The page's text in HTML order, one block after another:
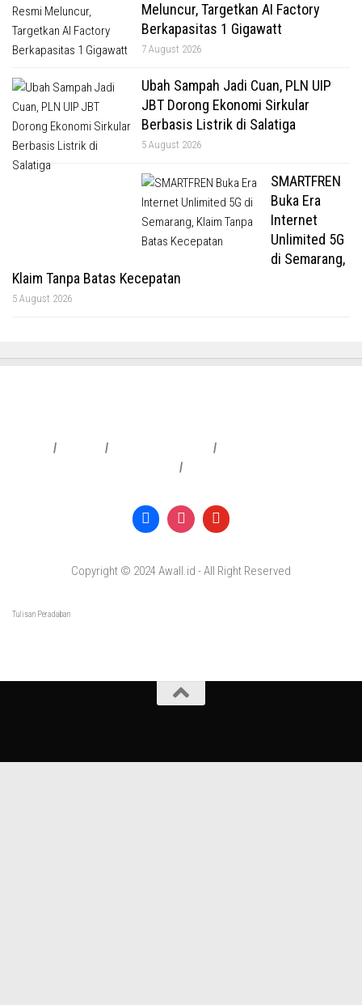
Meluncur, Targetkan AI Factory
Berkapasitas 1 Gigawatt
7 August 2026
Ubah Sampah Jadi Cuan, PLN UIP
JBT Dorong Ekonomi Sirkular
Berbasis Listrik di Salatiga
5 August 2026
SMARTFREN
Buka Era
Internet
Unlimited 5G
di Semarang,
Klaim Tanpa Batas Kecepatan
5 August 2026
| | |
|
Copyright © 2024 Awall.id - All Right Reserved
Tulisan Peradaban